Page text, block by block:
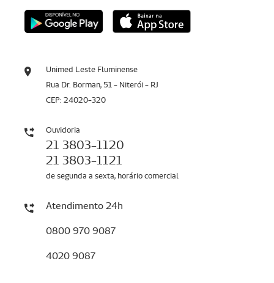
Unimed Leste Fluminense
Rua Dr. Borman, 51 - Niterói - RJ
CEP: 24020-320
Ouvidoria
21 3803-1120
21 3803-1121
de segunda a sexta, horário comercial
Atendimento 24h
0800 970 9087
4020 9087